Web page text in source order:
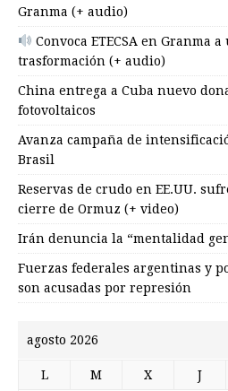
Granma (+ audio)
Convoca ETECSA en Granma
trasformación (+ audio)
China entrega a Cuba nuevo
fotovoltaicos
Avanza campaña de
Brasil
Reservas de crudo en EE.UU.
cierre de Ormuz (+ video)
Irán denuncia la “mentalidad
Fuerzas federales argentinas y
son acusadas por represión
agosto 2026
L M X J